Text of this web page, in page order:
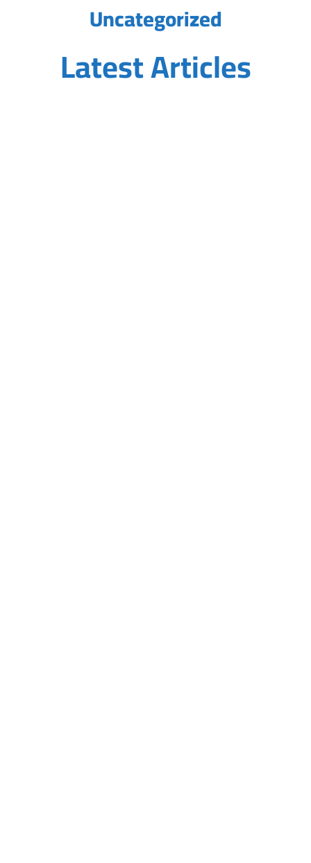
Uncategorized
Latest Articles